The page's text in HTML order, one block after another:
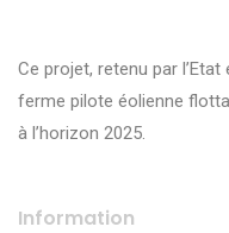
Ce projet, retenu par l’Etat
ferme pilote éolienne
à l’horizon 2025.
Information